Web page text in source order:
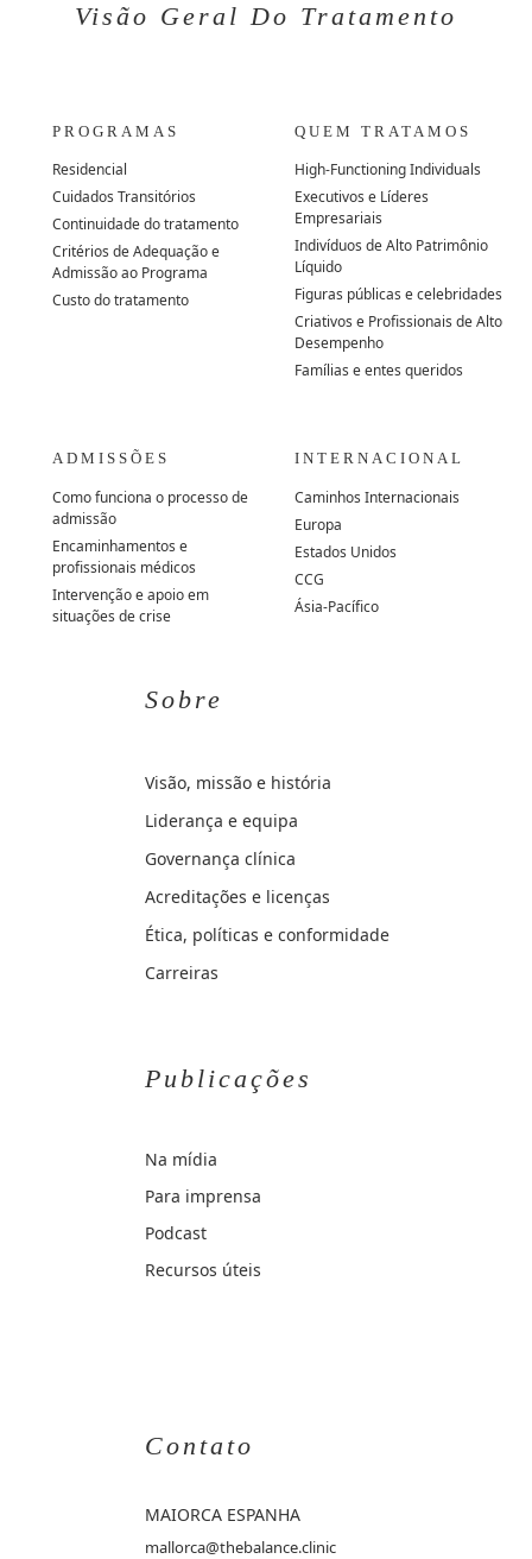
Visão Geral Do Tratamento
PROGRAMAS
Residencial
Cuidados Transitórios
Continuidade do tratamento
Critérios de Adequação e
Admissão ao Programa
Custo do tratamento
QUEM TRATAMOS
High-Functioning Individuals
Executivos e Líderes
Empresariais
Indivíduos de Alto Patrimônio
Líquido
Figuras públicas e celebridades
Criativos e Profissionais de Alto
Desempenho
Famílias e entes queridos
ADMISSÕES
Como funciona o processo de
admissão
Encaminhamentos e
profissionais médicos
Intervenção e apoio em
situações de crise
INTERNACIONAL
Caminhos Internacionais
Europa
Estados Unidos
CCG
Ásia-Pacífico
Sobre
Visão, missão e história
Liderança e equipa
Governança clínica
Acreditações e licenças
Ética, políticas e conformidade
Carreiras
Publicações
Na mídia
Para imprensa
Podcast
Recursos úteis
Contato
MAIORCA ESPANHA
mallorca@thebalance.clinic